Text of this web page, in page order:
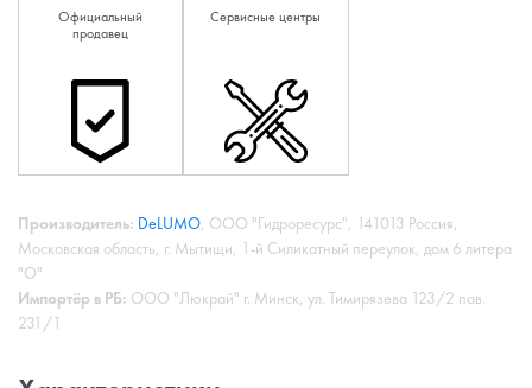
Официальный
продавец
Сервисные центры
Производитель: DeLUMO, ООО "Гидроресурс", 141013 Россия,
Московская область, г. Мытищи, 1-й Силикатный переулок, дом 6 литера
"О"
Импортёр в РБ: ООО "Люкрай" г. Минск, ул. Тимирязева 123/2 пав.
231/1